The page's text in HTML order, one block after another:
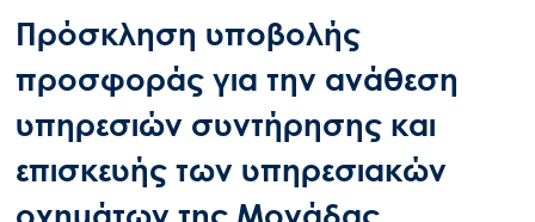
Πρόσκληση υποβολής
προσφοράς για την ανάθεση
υπηρεσιών συντήρησης και
επισκευής των υπηρεσιακών